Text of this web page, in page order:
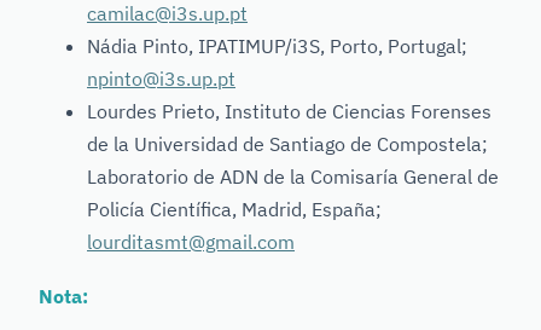
camilac@i3s.up.pt
Nádia Pinto, IPATIMUP/i3S, Porto, Portugal;
npinto@i3s.up.pt
Lourdes Prieto, Instituto de Ciencias Forenses
de la Universidad de Santiago de Compostela;
Laboratorio de ADN de la Comisaría General de
Policía Científica, Madrid, España;
lourditasmt@gmail.com
Nota: